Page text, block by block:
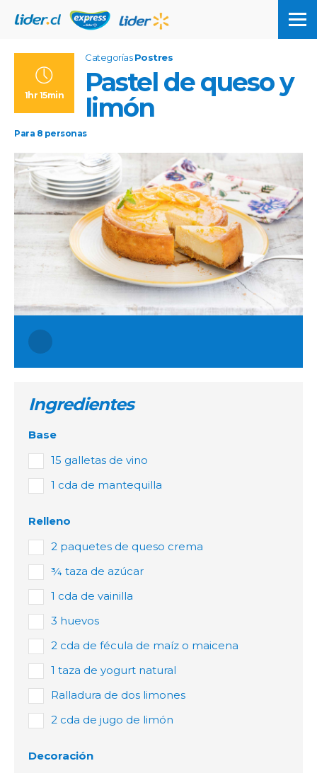
1hr 15min
CategoríasPostres
Pastel de queso y
limón
Para 8 personas
Ingredientes
Base
15 galletas de vino
1 cda de mantequilla
Relleno
2 paquetes de queso crema
¾ taza de azúcar
1 cda de vainilla
3 huevos
2 cda de fécula de maíz o maicena
1 taza de yogurt natural
Ralladura de dos limones
2 cda de jugo de limón
Decoración